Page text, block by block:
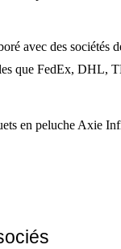
avec des sociétés
que FedEx, DHL,